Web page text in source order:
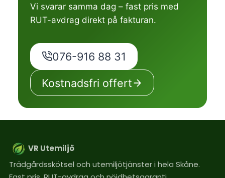
Vi svarar samma dag – fast pris med
RUT-avdrag direkt på fakturan.
076-916 88 31
Kostnadsfri offert
VR Utemiljö
Trädgårdsskötsel och utemiljötjänster i hela Skåne.